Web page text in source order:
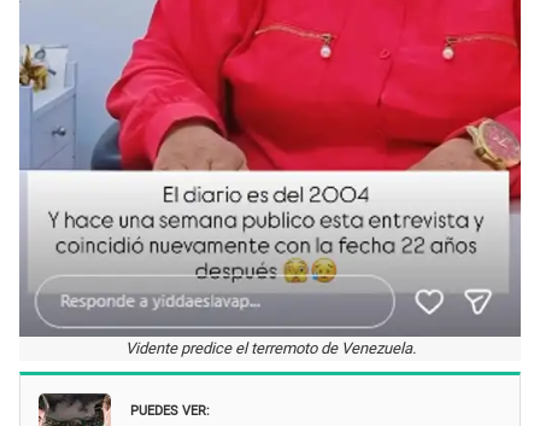
Vidente predice el terremoto de Venezuela.
PUEDES VER: